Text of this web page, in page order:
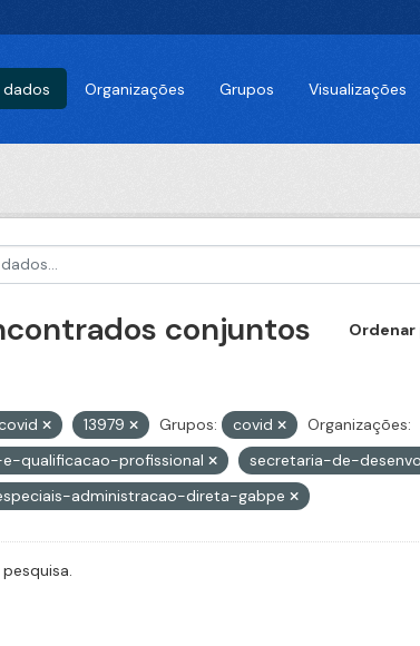
Organizações Grupos Visualizações
Ordenar
conjuntos
13979 Grupos: covid
Organizações:
qualificacao-profissional
secretaria-de-
administracao-direta-gabpe